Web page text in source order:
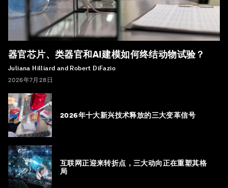
器官芯片、类器官和AI建模如何终结动物试验？
Juliana Hilliard and Robert DiFazio
2026年7月28日
2026年十大新兴技术释放的三大变革信号
互联网正迎来转折点，三大动向正在重塑其格
局